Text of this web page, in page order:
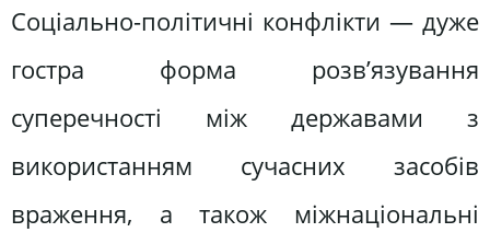
Соціально-політичні конфлікти — дуже
гостра форма розв’язування
суперечності між державами з
використанням сучасних засобів
враження, а також міжнаціональні